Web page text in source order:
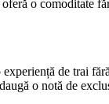
o comoditate
de trai
o notă de